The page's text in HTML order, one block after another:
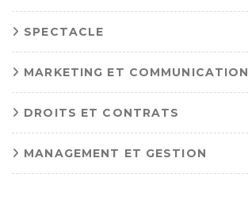
SPECTACLE
MARKETING ET COMMUNICATION
DROITS ET CONTRATS
MANAGEMENT ET GESTION